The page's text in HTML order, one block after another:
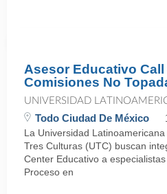
Asesor Educativo Call
Comisiones No
UNIVERSIDAD
Todo Ciudad De México
La Universidad
Tres Culturas (UTC) buscan
Center Educativo a
Proceso en